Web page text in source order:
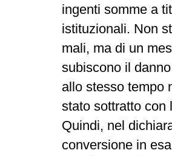
ingenti somme a
istituzionali. Non
mali, ma di un
subiscono il
allo stesso tempo
stato sottratto con
Quindi, nel
conversione in